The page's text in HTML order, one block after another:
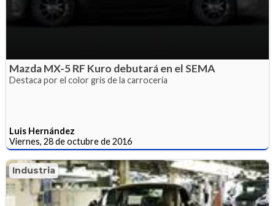
Mazda MX-5 RF Kuro debutará en el SEMA
Destaca por el color gris de la carrocería
Luis Hernández
Viernes, 28 de octubre de 2016
Industria